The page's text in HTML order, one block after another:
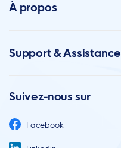
À propos
Support & Assistance
Suivez-nous sur
Facebook